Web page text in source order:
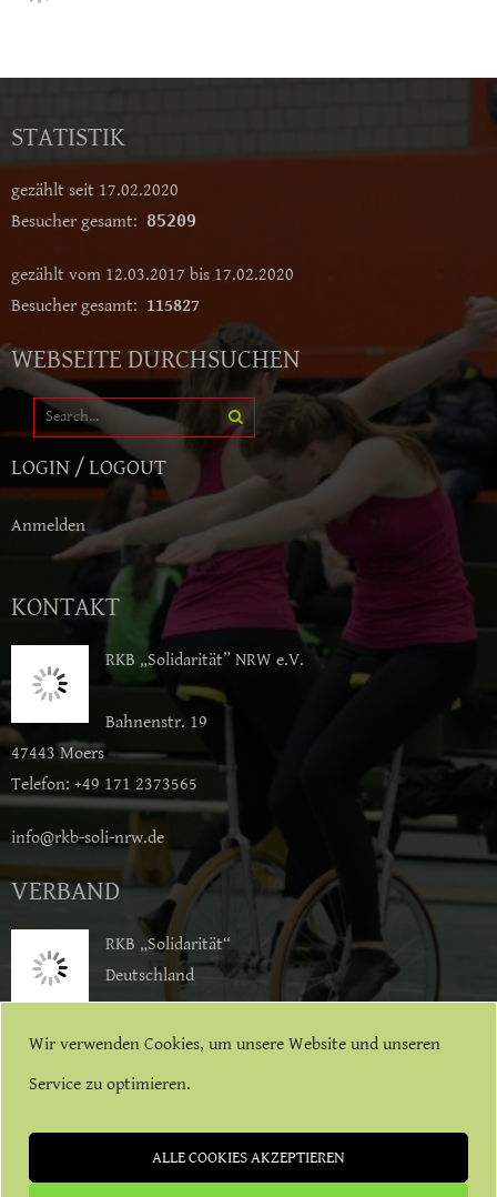
Wir verwenden Cookies, um unsere Website und unseren
Service zu optimieren.
ALLE COOKIES AKZEPTIEREN
STATISTIK
gezählt seit 17.02.2020
Besucher gesamt: 85209
gezählt vom 12.03.2017 bis 17.02.2020
Besucher gesamt: 115827
WEBSEITE DURCHSUCHEN
LOGIN / LOGOUT
Anmelden
KONTAKT
RKB „Solidarität” NRW e.V.
Bahnenstr. 19
47443 Moers
Telefon: +49 171 2373565
info@rkb-soli-nrw.de
VERBAND
RKB „Solidarität“
Deutschland
WORDPRESS THEME: APLITE